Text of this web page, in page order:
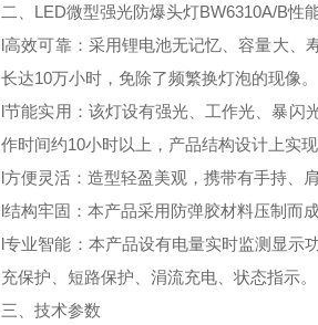
二、LED微型强光防爆头灯BW6310A/B性
l高效可靠：采用锂电池无记忆、容量大、
长达10万小时，免除了频繁换灯泡的现像。
l节能实用：该灯设有强光、工作光、暴闪
作时间约10小时以上，产品结构设计上实
l方便灵活：造型轻盈美观，携带有手持、
l结构牢固：本产品采用防弹胶材料压制而
l专业智能：本产品设有电量实时监测显示
充保护、短路保护、涓流充电、状态指示。
三、技术参数